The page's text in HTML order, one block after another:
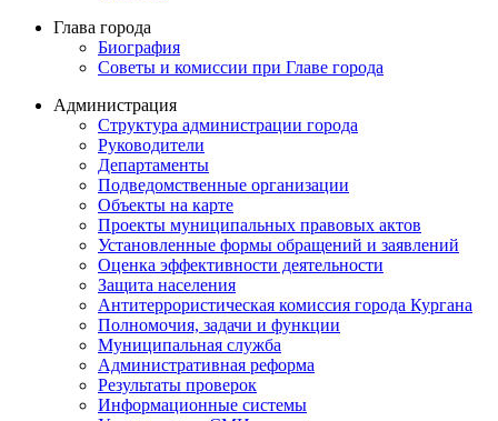
Глава города
Биография
Советы и комиссии при Главе города
Администрация
Структура администрации города
Руководители
Департаменты
Подведомственные организации
Объекты на карте
Проекты муниципальных правовых актов
Установленные формы обращений и заявлений
Оценка эффективности деятельности
Защита населения
Антитеррористическая комиссия города Кургана
Полномочия, задачи и функции
Муниципальная служба
Административная реформа
Результаты проверок
Информационные системы